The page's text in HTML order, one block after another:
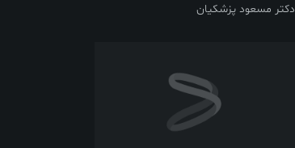
دکتر مسعود پزشکیان